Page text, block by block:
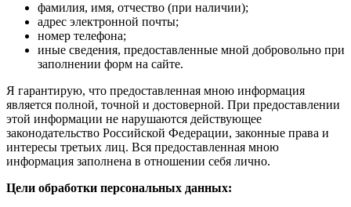
фамилия, имя, отчество (при наличии);
адрес электронной почты;
номер телефона;
иные сведения, предоставленные мной добровольно при
заполнении форм на сайте.
Я гарантирую, что предоставленная мною информация
является полной, точной и достоверной. При предоставлении
этой информации не нарушаются действующее
законодательство Российской Федерации, законные права и
интересы третьих лиц. Вся предоставленная мною
информация заполнена в отношении себя лично.
Цели обработки персональных данных: